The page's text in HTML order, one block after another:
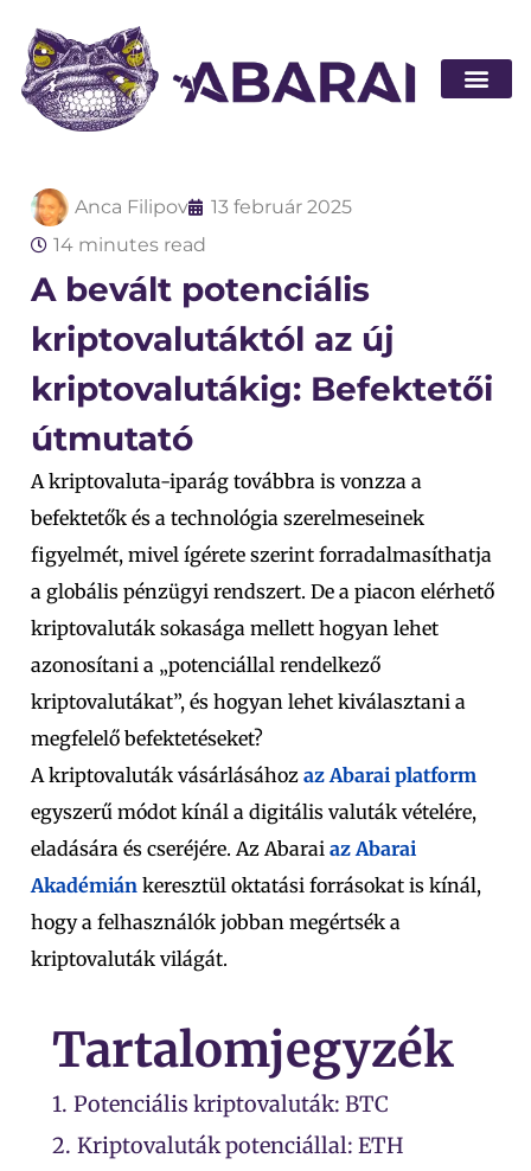
Anca Filipov
13 február 2025
14 minutes read
A bevált potenciális
kriptovalutáktól az új
kriptovalutákig: Befektetői
útmutató
A kriptovaluta-iparág továbbra is vonzza a
befektetők és a technológia szerelmeseinek
figyelmét, mivel ígérete szerint forradalmasíthatja
a globális pénzügyi rendszert. De a piacon elérhető
kriptovaluták sokasága mellett hogyan lehet
azonosítani a „potenciállal rendelkező
kriptovalutákat”, és hogyan lehet kiválasztani a
megfelelő befektetéseket?
A kriptovaluták vásárlásához az Abarai platform
egyszerű módot kínál a digitális valuták vételére,
eladására és cseréjére. Az Abarai az Abarai
Akadémián keresztül oktatási forrásokat is kínál,
hogy a felhasználók jobban megértsék a
kriptovaluták világát.
Tartalomjegyzék
1. Potenciális kriptovaluták: BTC
2. Kriptovaluták potenciállal: ETH